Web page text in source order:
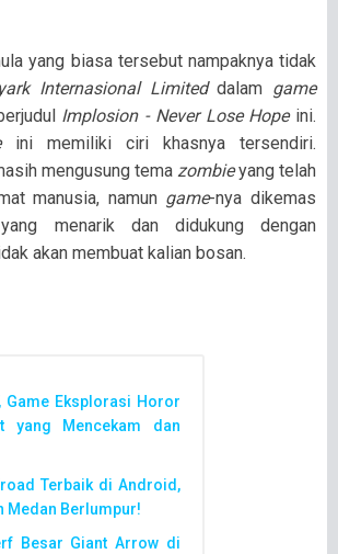
yang biasa tersebut nampaknya tidak
Internasional Limiteddalam game
Implosion - Never Lose Hopeini.
ini memiliki ciri khasnya tersendiri.
mengusung tema zombieyang telah
manusia, namun game-nya dikemas
menarik dan didukung dengan
akan membuat kalian bosan.
Game Eksplorasi Horor
yang Mencekam dan
Terbaik di Android,
Medan Berlumpur!
Besar Giant Arrow di